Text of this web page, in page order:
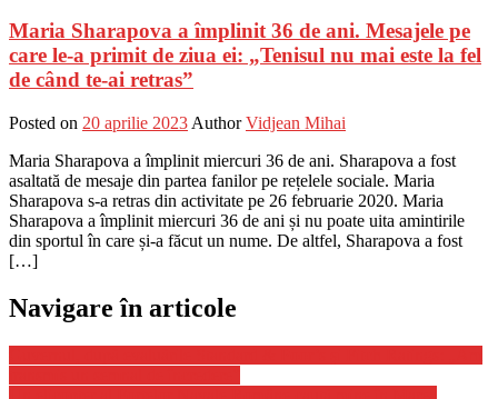
Maria Sharapova a împlinit 36 de ani. Mesajele pe
care le-a primit de ziua ei: „Tenisul nu mai este la fel
de când te-ai retras”
Posted on 20 aprilie 2023 Author Vidjean Mihai
Maria Sharapova a împlinit miercuri 36 de ani. Sharapova a fost
asaltată de mesaje din partea fanilor pe rețelele sociale. Maria
Sharapova s-a retras din activitate pe 26 februarie 2020. Maria
Sharapova a împlinit miercuri 36 de ani și nu poate uita amintirile
din sportul în care și-a făcut un nume. De altfel, Sharapova a fost
[…]
Navigare în articole